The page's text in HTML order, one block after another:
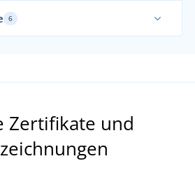
6
Zertifikate und